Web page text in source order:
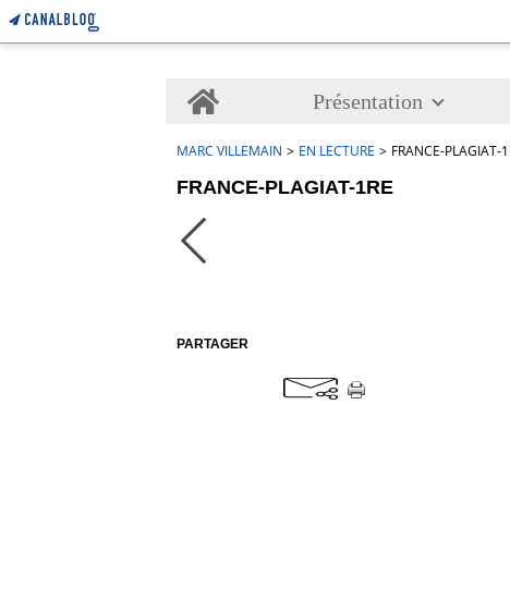
Home Présentation
MARC VILLEMAIN > EN LECTURE > FRANCE-PLAGIAT-
FRANCE-PLAGIAT-1RE
PARTAGER